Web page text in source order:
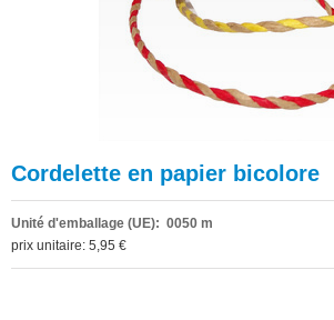
Cordelette en papier bicolore
Unité d'emballage (UE): 0050 m
prix unitaire: 5,95 €